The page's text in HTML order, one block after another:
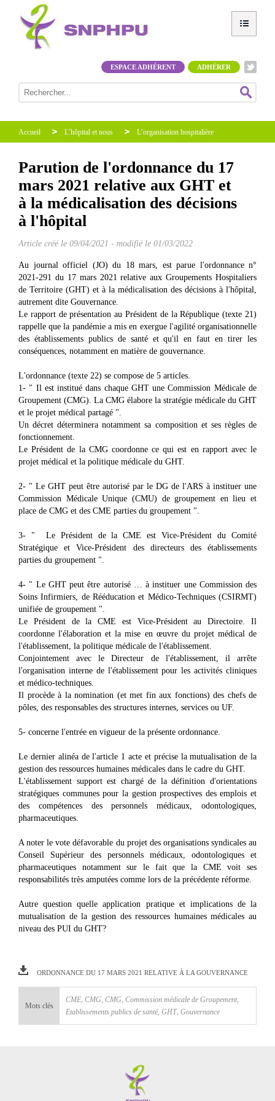
ADHÉRER
ESPACE ADHÉRENT
Accueil L’hôpital et nous L’organisation hospitalière
Parution de l'ordonnance du 17
mars 2021 relative aux GHT et
à la médicalisation des décisions
à l'hôpital
Article créé le 09/04/2021 - modifié le 01/03/2022
Au journal officiel (JO) du 18 mars, est parue l'ordonnance n°
2021-291 du 17 mars 2021 relative aux Groupements Hospitaliers
de Territoire (GHT) et à la médicalisation des décisions à l'hôpital,
autrement dite Gouvernance.
Le rapport de présentation au Président de la République (texte 21)
rappelle que la pandémie a mis en exergue l'agilité organisationnelle
des établissements publics de santé et qu'il en faut en tirer les
conséquences, notamment en matière de gouvernance.
L'ordonnance (texte 22) se compose de 5 articles.
1- " Il est institué dans chaque GHT une Commission Médicale de
Groupement (CMG). La CMG élabore la stratégie médicale du GHT
et le projet médical partagé ".
Un décret déterminera notamment sa composition et ses règles de
fonctionnement.
Le Président de la CMG coordonne ce qui est en rapport avec le
projet médical et la politique médicale du GHT.
2- " Le GHT peut être autorisé par le DG de l'ARS à instituer une
Commission Médicale Unique (CMU) de groupement en lieu et
place de CMG et des CME parties du groupement ".
3- " Le Président de la CME est Vice-Président du Comité
Stratégique et Vice-Président des directeurs des établissements
parties du groupement ".
4- " Le GHT peut être autorisé … à instituer une Commission des
Soins Infirmiers, de Rééducation et Médico-Techniques (CSIRMT)
unifiée de groupement ".
Le Président de la CME est Vice-Président au Directoire. Il
coordonne l'élaboration et la mise en œuvre du projet médical de
l'établissement, la politique médicale de l'établissement.
Conjointement avec le Directeur de l'établissement, il arrête
l'organisation interne de l'établissement pour les activités cliniques
et médico-techniques.
Il procède à la nomination (et met fin aux fonctions) des chefs de
pôles, des responsables des structures internes, services ou UF.
5- concerne l'entrée en vigueur de la présente ordonnance.
Le dernier alinéa de l'article 1 acte et précise la mutualisation de la
gestion des ressources humaines médicales dans le cadre du GHT.
L'établissement support est chargé de la définition d'orientations
stratégiques communes pour la gestion prospectives des emplois et
des compétences des personnels médicaux, odontologiques,
pharmaceutiques.
A noter le vote défavorable du projet des organisations syndicales au
Conseil Supérieur des personnels médicaux, odontologiques et
pharmaceutiques notamment sur le fait que la CME voit ses
responsabilités très amputées comme lors de la précédente réforme.
Autre question quelle application pratique et implications de la
mutualisation de la gestion des ressources humaines médicales au
niveau des PUI du GHT?
ORDONNANCE DU 17 MARS 2021 RELATIVE À LA GOUVERNANCE
Mots clés
CME CMG CMG Commission médicale de Groupement,
Etablissements publics de santé, GHT, Gouvernance